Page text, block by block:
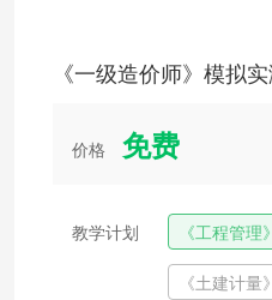
《一级造价师》模拟
价格 免费
教学计划 《工程管
《土建计